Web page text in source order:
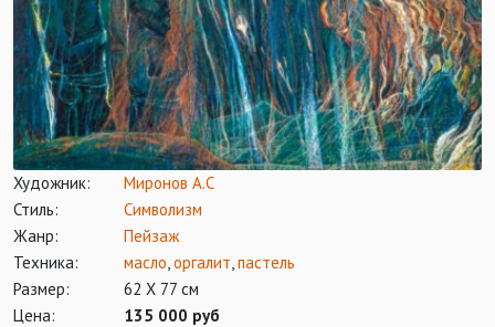
Художник:
Миронов А.С
Стиль:
Символизм
Жанр:
Пейзаж
Техника:
масло,оргалит,пастель
Размер:
62 Х 77 см
Цена:
135 000 руб